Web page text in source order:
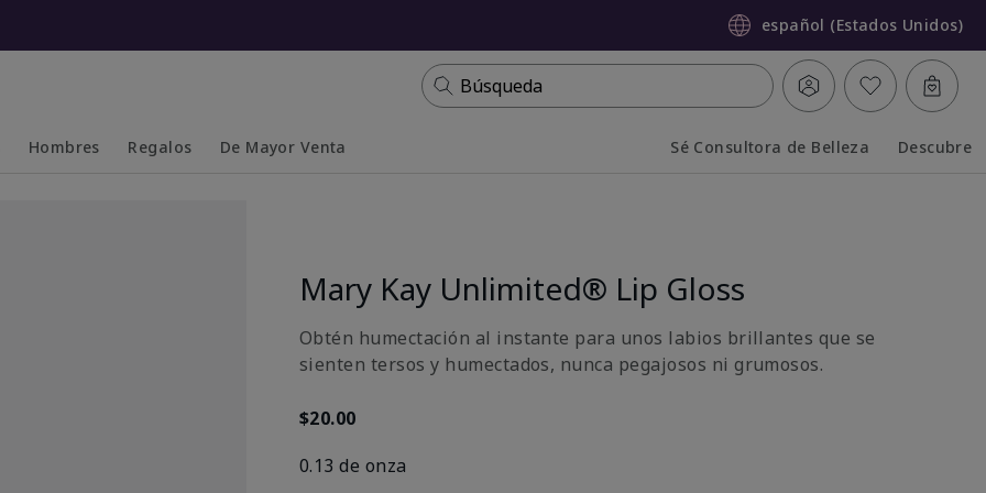
español (Estados Unidos)
Búsqueda
Hombres Regalos De Mayor Venta Sé Consultora de Belleza Descubre
Mary Kay Unlimited® Lip Gloss
Obtén humectación al instante para unos labios brillantes que se
sienten tersos y humectados, nunca pegajosos ni grumosos.
$20.00
0.13 de onza